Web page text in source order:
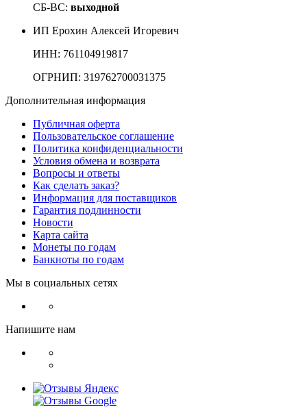
СБ-ВС: выходной
ИП Ерохин Алексей Игоревич
ИНН: 761104919817
ОГРНИП: 319762700031375
Дополнительная информация
Публичная оферта
Пользовательское соглашение
Политика конфиденциальности
Условия обмена и возврата
Вопросы и ответы
Как сделать заказ?
Информация для поставщиков
Гарантия подлинности
Новости
Карта сайта
Монеты по годам
Банкноты по годам
Мы в социальных сетях
Напишите нам